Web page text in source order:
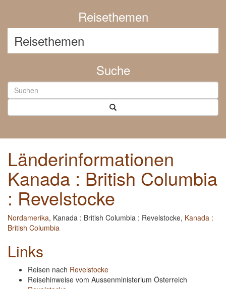
Reisethemen
Suche
Länderinformationen
Kanada : British Columbia
: Revelstocke
Nordamerika, Kanada : British Columbia : Revelstocke, Kanada :
British Columbia
Links
Reisen nach Revelstocke
Reisehinweise vom Aussenministerium Österreich